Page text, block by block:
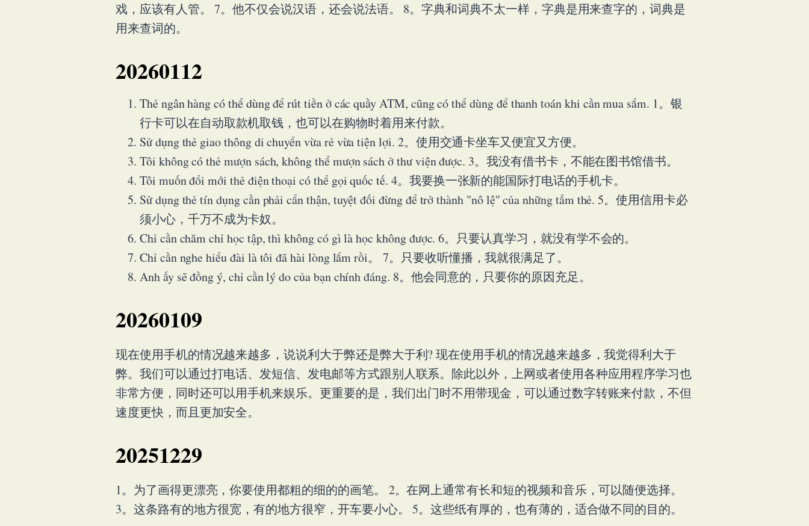
戏，应该有人管。 7。他不仅会说汉语，还会说法语。 8。字典和词典不太一样，字典是用来查字的，词典是
用来查词的。
20260112
Thẻ ngân hàng có thể dùng để rút tiền ở các quầy ATM, cũng có thể dùng để thanh toán khi cần mua sắm. 1。银
行卡可以在自动取款机取钱，也可以在购物时着用来付款。
Sử dụng thẻ giao thông di chuyển vừa rẻ vừa tiện lợi. 2。使用交通卡坐车又便宜又方便。
Tôi không có thẻ mượn sách, không thể mượn sách ở thư viện được. 3。我没有借书卡，不能在图书馆借书。
Tôi muốn đổi mới thẻ điện thoại có thể gọi quốc tế. 4。我要换一张新的能国际打电话的手机卡。
Sử dụng thẻ tín dụng cần phải cẩn thận, tuyệt đối đừng để trở thành "nô lệ" của những tấm thẻ. 5。使用信用卡必
须小心，千万不成为卡奴。
Chỉ cần chăm chỉ học tập, thì không có gì là học không được. 6。只要认真学习，就没有学不会的。
Chỉ cần nghe hiểu đài là tôi đã hài lòng lắm rồi。 7。只要收听懂播，我就很满足了。
Anh ấy sẽ đồng ý, chỉ cần lý do của bạn chính đáng. 8。他会同意的，只要你的原因充足。
20260109
现在使用手机的情况越来越多，说说利大于弊还是弊大于利? 现在使用手机的情况越来越多，我觉得利大于
弊。我们可以通过打电话、发短信、发电邮等方式跟别人联系。除此以外，上网或者使用各种应用程序学习也
非常方便，同时还可以用手机来娱乐。更重要的是，我们出门时不用带现金，可以通过数字转账来付款，不但
速度更快，而且更加安全。
20251229
1。为了画得更漂亮，你要使用都粗的细的的画笔。 2。在网上通常有长和短的视频和音乐，可以随便选择。
3。这条路有的地方很宽，有的地方很窄，开车要小心。 5。这些纸有厚的，也有薄的，适合做不同的目的。